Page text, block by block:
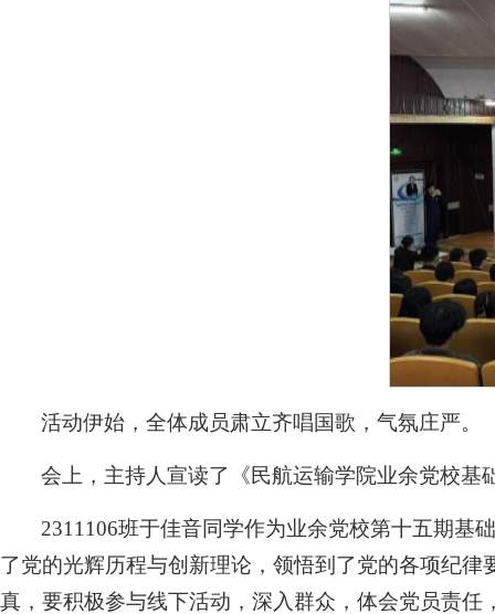
活动伊始，全体成员肃立齐唱国歌，气氛庄严。
会上，主持人宣读了《民航运输学院业余党校
2311106班于佳音同学作为业余党校第十五期基
了党的光辉历程与创新理论，领悟到了党的各项纪
真，要积极参与线下活动，深入群众，体会党员责